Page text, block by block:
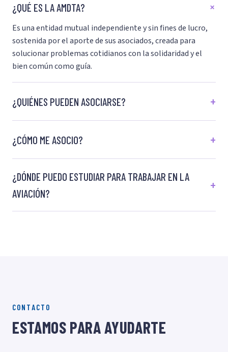
¿QUÉ ES LA AMDTA?
Es una entidad mutual independiente y sin fines de lucro,
sostenida por el aporte de sus asociados, creada para
solucionar problemas cotidianos con la solidaridad y el
bien común como guía.
¿QUIÉNES PUEDEN ASOCIARSE?
¿CÓMO ME ASOCIO?
¿DÓNDE PUEDO ESTUDIAR PARA TRABAJAR EN LA
AVIACIÓN?
CONTACTO
ESTAMOS PARA AYUDARTE